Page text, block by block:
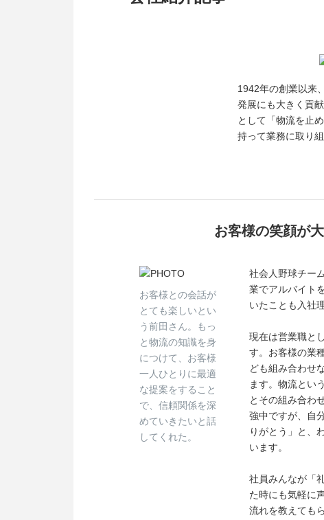
1942年の創業以来
発展にも大きく貢
として「物流を止
持って業務に取り組
お客様の笑顔が
お客様との会話が
とても楽しいとい
う前田さん。もっ
と物流の知識を身
につけて、お客様
一人ひとりに最適
な提案をすること
で、信頼関係を深
めていきたいと話
してくれた。
社会人野球チー
業でアルバイト
いたことも入社
現在は営業職と
す。お客様の業
ども組み合わせ
ます。物流とい
とその組み合わ
強中ですが、自
りがとう」と、
います。
社員みんなが「
た時にも気軽に
流れを教えても